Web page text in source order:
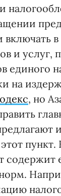
в
и услуг,
единого
на
, но
содержит